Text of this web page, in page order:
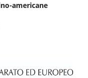
americane